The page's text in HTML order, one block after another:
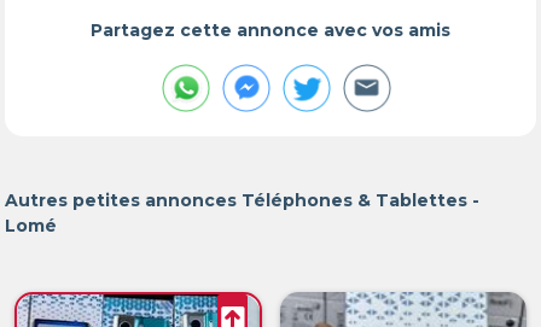
Partagez cette annonce avec vos amis
Autres petites annonces Téléphones & Tablettes -
Lomé